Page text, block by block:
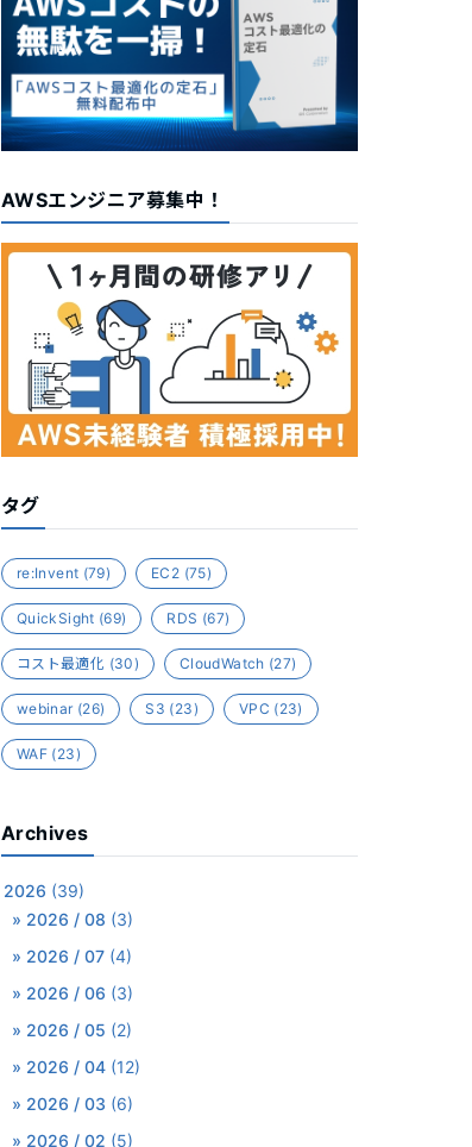
AWSエンジニア募集中！
タグ
re:Invent (79) EC2 (75)
QuickSight (69) RDS (67)
コスト最適化 (30) CloudWatch (27)
webinar(26) S3 (23) VPC (23)
WAF (23)
Archives
2026 (39)
2026 / 08 (3)
2026 / 07 (4)
2026 / 06 (3)
2026 / 05 (2)
2026 / 04 (12)
2026 / 03 (6)
2026 / 02 (5)